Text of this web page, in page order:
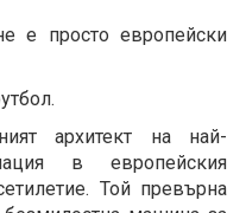
е просто европейски
архитект на най-
в европейския
Той превърна